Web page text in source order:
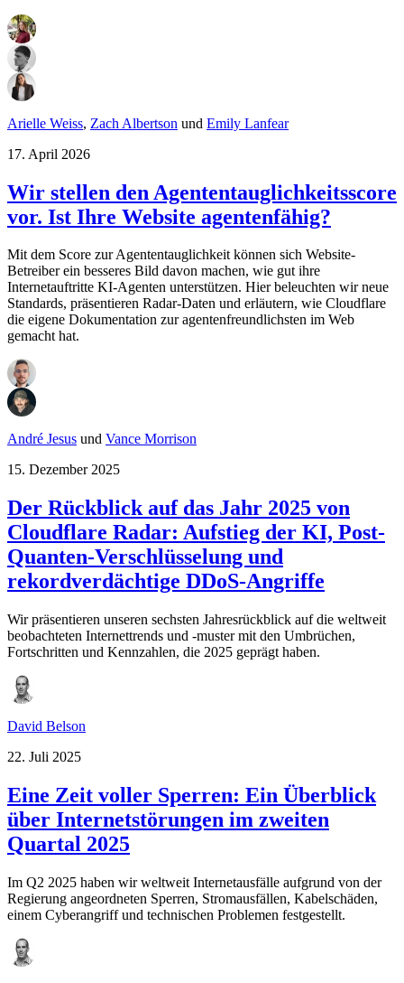
Arielle Weiss, Zach Albertson und Emily Lanfear
17. April 2026
Wir stellen den Agententauglichkeitsscore
vor. Ist Ihre Website agentenfähig?
Mit dem Score zur Agententauglichkeit können sich Website-
Betreiber ein besseres Bild davon machen, wie gut ihre
Internetauftritte KI-Agenten unterstützen. Hier beleuchten wir neue
Standards, präsentieren Radar-Daten und erläutern, wie Cloudflare
die eigene Dokumentation zur agentenfreundlichsten im Web
gemacht hat.
André Jesus und Vance Morrison
15. Dezember 2025
Der Rückblick auf das Jahr 2025 von
Cloudflare Radar: Aufstieg der KI, Post-
Quanten-Verschlüsselung und
rekordverdächtige DDoS-Angriffe
Wir präsentieren unseren sechsten Jahresrückblick auf die weltweit
beobachteten Internettrends und -muster mit den Umbrüchen,
Fortschritten und Kennzahlen, die 2025 geprägt haben.
David Belson
22. Juli 2025
Eine Zeit voller Sperren: Ein Überblick
über Internetstörungen im zweiten
Quartal 2025
Im Q2 2025 haben wir weltweit Internetausfälle aufgrund von der
Regierung angeordneten Sperren, Stromausfällen, Kabelschäden,
einem Cyberangriff und technischen Problemen festgestellt.